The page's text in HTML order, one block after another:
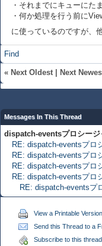
・それまでにキューにた
・何か処理を行う前に
に使っているのですが、
Find
« Next Oldest Next
Messages In This Thread
dispatch-eventsプロシージ
RE: dispatch-eventsプロ
RE: dispatch-eventsプロ
RE: dispatch-eventsプロ
RE: dispatch-eventsプロ
RE: dispatch-eventsプ
View a Printable Version
Send this Thread to a
Subscribe to this thread